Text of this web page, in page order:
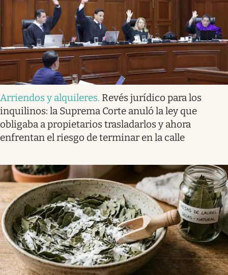
Arriendos y alquileres. Revés jurídico para los
inquilinos: la Suprema Corte anuló la ley que
obligaba a propietarios trasladarlos y ahora
enfrentan el riesgo de terminar en la calle